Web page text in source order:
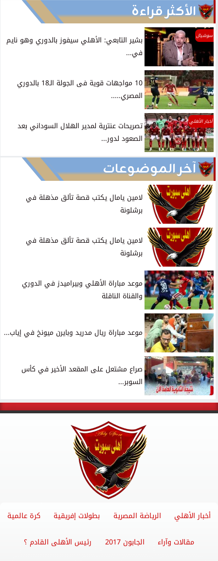
الأكثر قراءة
سوشيال
بشير التابعي: الأهلي سيفوز بالدوري وهو نايم
في...
10 مواجهات قوية فى الجولة الـ18 بالدوري
المصري.....
أخبار الأهلي
تصريحات عنترية لمدير الهلال السوداني بعد
الصعود لدور...
آخر الموضوعات
لامين يامال يكتب قصة تألق مذهلة في
برشلونة
لامين يامال يكتب قصة تألق مذهلة في
برشلونة
موعد مباراة الأهلي وبيراميدز في الدوري
والقناة الناقلة
موعد مباراة ريال مدريد وبايرن ميونخ في إياب...
صراع مشتعل على المقعد الأخير في كأس
السوبر...
أخبار الأهلي الرياضة المصرية بطولات إفريقية كرة عالمية
مقالات وآراء الجابون 2017 رئيس الأهلى القادم ؟